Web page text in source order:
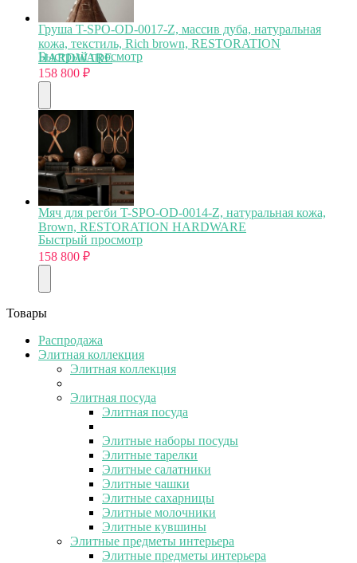
Груша T-SPO-OD-0017-Z, массив дуба, натуральная
кожа, текстиль, Rich brown, RESTORATION
HARDWARE
Быстрый просмотр
158 800 ₽
Мяч для регби T-SPO-OD-0014-Z, натуральная кожа,
Brown, RESTORATION HARDWARE
Быстрый просмотр
158 800 ₽
Товары
Распродажа
Элитная коллекция
Элитная коллекция
Элитная посуда
Элитная посуда
Элитные наборы посуды
Элитные тарелки
Элитные салатники
Элитные чашки
Элитные сахарницы
Элитные молочники
Элитные кувшины
Элитные предметы интерьера
Элитные предметы интерьера